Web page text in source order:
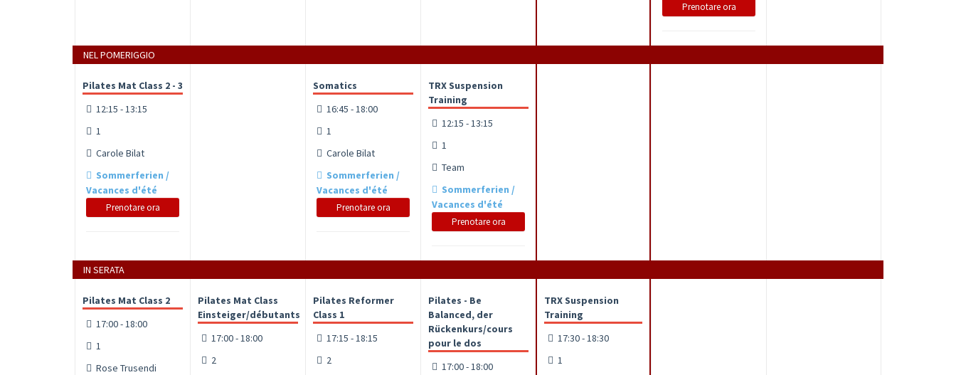
Prenotare ora
NEL POMERIGGIO
Pilates Mat Class 2 - 3
12:15 - 13:15
1
Carole Bilat
Sommerferien /
Vacances d'été
Prenotare ora
Somatics
16:45 - 18:00
1
Carole Bilat
Sommerferien /
Vacances d'été
Prenotare ora
TRX Suspension
Training
12:15 - 13:15
1
Team
Sommerferien /
Vacances d'été
Prenotare ora
IN SERATA
Pilates Mat Class 2
17:00 - 18:00
1
Rose Trusendi
Pilates Mat Class
Einsteiger/débutants
17:00 - 18:00
2
Pilates Reformer
Class 1
17:15 - 18:15
2
Pilates - Be
Balanced, der
Rückenkurs/cours
pour le dos
17:00 - 18:00
TRX Suspension
Training
17:30 - 18:30
1